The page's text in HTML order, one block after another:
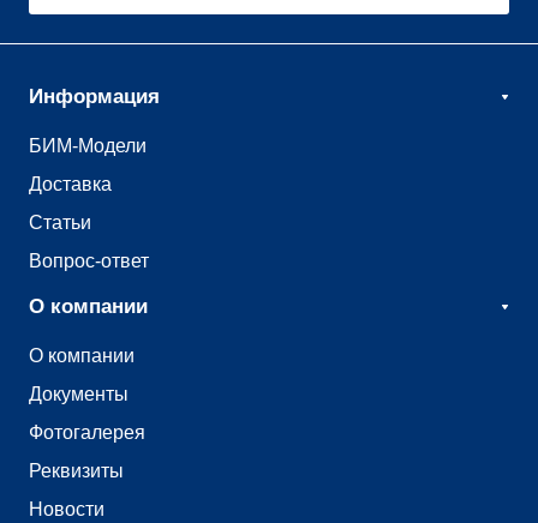
Информация
БИМ-Модели
Доставка
Статьи
Вопрос-ответ
О компании
О компании
Документы
Фотогалерея
Реквизиты
Новости